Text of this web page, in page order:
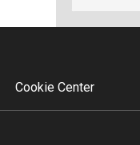
Cookie Center